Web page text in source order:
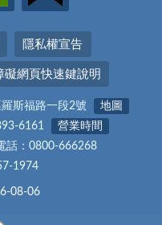
隱私權宣告
礙網頁快速鍵說明
斯福路一段2號
地圖
6161
營業時間
話：0800-666268
1974
08-06